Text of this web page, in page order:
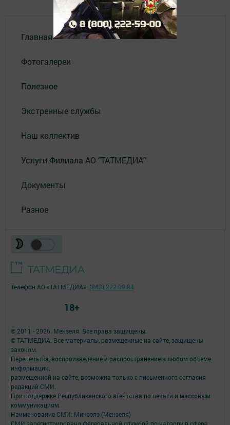
Главная
Фотогалереи
Полезное
Экстренные службы
Наш коллектив
Услуги Филиала АО "ТАТМЕДИА"
Документы
Разное
© 2011 - 2026. Мензеля. Все права защищены.
© ТАТМЕДИА. Все материалы, размещенные на сайте, защищены
законом.
Перепечатка, воспроизведение и распространение в любом объеме
информации,
размещенной на сайте, возможна только с письменного согласия
редакций СМИ.
При поддержке Республиканского агентства по печати и массовым
коммуникациям.
Наименование СМИ: Минзэлэ (Мензеля)
СМИ зарегистрировано Федеральной службой по надзору в сфере
Телефон АО «ТАТМЕДИА»: (843) 222 09 84
18+